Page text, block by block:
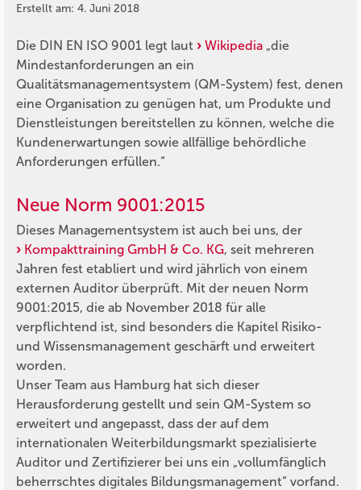
Erstellt am: 4. Juni 2018
Die DIN EN ISO 9001 legt laut Wikipedia „die
Mindestanforderungen an ein
Qualitätsmanagementsystem (QM-System) fest, denen
eine Organisation zu genügen hat, um Produkte und
Dienstleistungen bereitstellen zu können, welche die
Kundenerwartungen sowie allfällige behördliche
Anforderungen erfüllen.“
Neue Norm 9001:2015
Dieses Managementsystem ist auch bei uns, der
Kompakttraining GmbH & Co. KG, seit mehreren
Jahren fest etabliert und wird jährlich von einem
externen Auditor überprüft. Mit der neuen Norm
9001:2015, die ab November 2018 für alle
verpflichtend ist, sind besonders die Kapitel Risiko-
und Wissensmanagement geschärft und erweitert
worden.
Unser Team aus Hamburg hat sich dieser
Herausforderung gestellt und sein QM-System so
erweitert und angepasst, dass der auf dem
internationalen Weiterbildungsmarkt spezialisierte
Auditor und Zertifizierer bei uns ein „vollumfänglich
beherrschtes digitales Bildungsmanagement“ vorfand.